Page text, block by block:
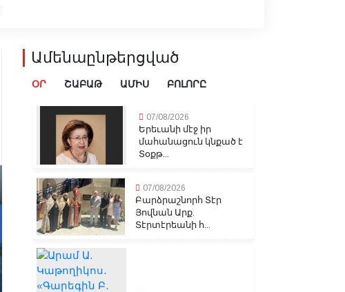
Ամենաընթերցված
ՕՐ ՇԱԲԱԹ ԱՄԻՍ ԲՈԼՈՐԸ
07/08/2026
Երեւանի մէջ իր
մահանացուն կնքած է
Տօքթ...
07/08/2026
Բարձրաշնորհ Տէր
Յովնան Արք.
Տէրտէրեանի հ...